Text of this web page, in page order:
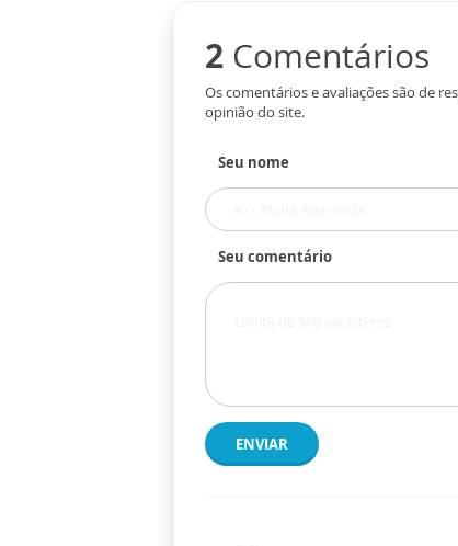
2 Comentários
Os comentários e avaliações são de
opinião do site.
Seu nome
Seu comentário
ENVIAR